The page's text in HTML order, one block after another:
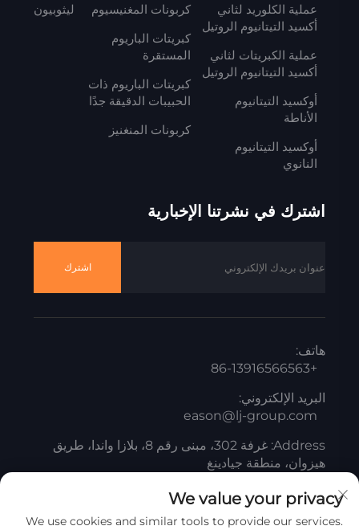
عملية الكلوريد لثاني
أكسيد التيتانيوم الروتيل
عملية الكبريتات لثاني
أكسيد التيتانيوم الروتيل
أوكسيد التيتانيوم
الأناطة
أوكسيد التيتانيوم
النانوي
كربونات المغنيسيوم
كبريتات الباريوم
المستقرة
كبريتات الباريوم ذات
الحبيبات الدقيقة جدًا
كربونات المنغنيز
ليثوبيون
اشترك في نشرتنا الإخبارية
اشترك
هاتف:
+86-13916566563
البريد الإلكتروني:
eason@lj-group.com
Address: غرفة 302، مبنى رقم 8، بلازا واندا، طريق
هيزوان، منطقة جيادينغ
جميع الحقوق محفوظة © شركة شانغهاي ليانغجيانغ لمنتجات
We value your privacy
We use cookies and similar tools to provide our services.